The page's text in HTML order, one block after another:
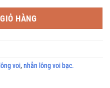
HÀNG
voi, nhẫn lông voi bạc.